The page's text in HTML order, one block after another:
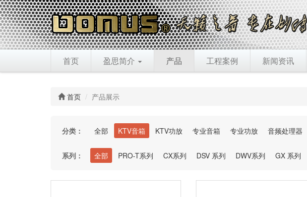
首页 盈思简介 产品 工程案例 新闻资讯
首页 产品展示
分类： 全部 KTV音箱 KTV功放 专业音箱 专业功放 音频处理器
系列： 全部 PRO-T系列 CX系列 DSV 系列 DWV系列 GX 系列